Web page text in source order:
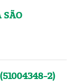
SÃO
2)